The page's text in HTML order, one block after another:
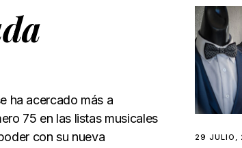
ha acercado más a
75 en las listas musicales
con su nueva
29 JULIO,